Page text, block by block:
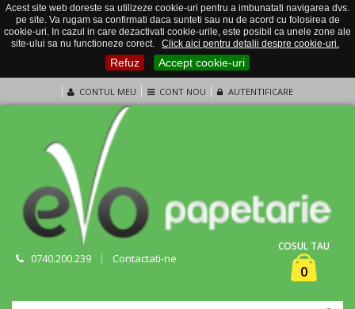
Acest site web doreste sa utilizeze cookie-uri pentru a imbunatati navigarea dvs.
pe site. Va rugam sa confirmati daca sunteti sau nu de acord cu folosirea de
cookie-uri. In cazul in care dezactivati cookie-urile, este posibil ca unele zone ale
site-ului sa nu functioneze corect.
Click aici pentru detalii despre cookie-uri.
Refuz Accept cookie-uri
CONTUL MEU CONT NOU AUTENTIFICARE
0740.200.239 Contactati-ne
COSUL TAU
0